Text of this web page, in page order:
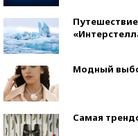
Модный
Самая